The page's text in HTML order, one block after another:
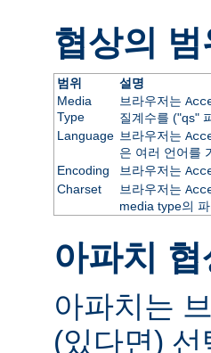
협상의 범
범위
설명
Media
Type
브라우저는
질계수를 ("qs"
Language 브라우저는
은 여러 언어를
Encoding
브라우저는
Charset
브라우저는
media type의
아파치
아파치는
(있다면)